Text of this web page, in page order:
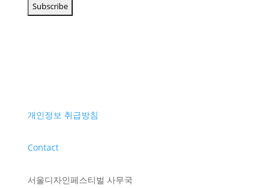
개인정보 취급방침
Contact
서울디자인페스티벌 사무국